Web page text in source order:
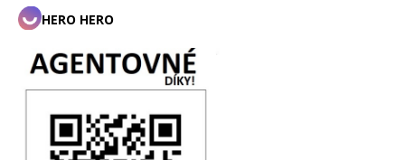
HERO HERO